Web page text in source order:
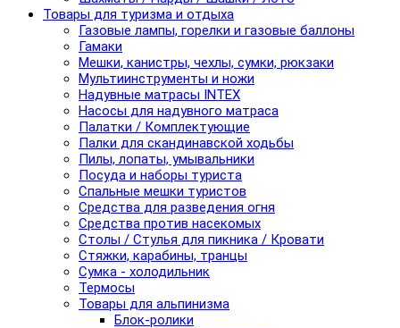
Товары для туризма и отдыха
Газовые лампы, горелки и газовые баллоны
Гамаки
Мешки, канистры, чехлы, сумки, рюкзаки
Мультиинструменты и ножи
Надувные матрасы INTEX
Насосы для надувного матраса
Палатки / Комплектующие
Палки для скандинавской ходьбы
Пилы, лопаты, умывальники
Посуда и наборы туриста
Спальные мешки туристов
Средства для разведения огня
Средства против насекомых
Столы / Стулья для пикника / Кровати
Стяжки, карабины, транцы
Сумка - холодильник
Термосы
Товары для альпинизма
Блок-ролики